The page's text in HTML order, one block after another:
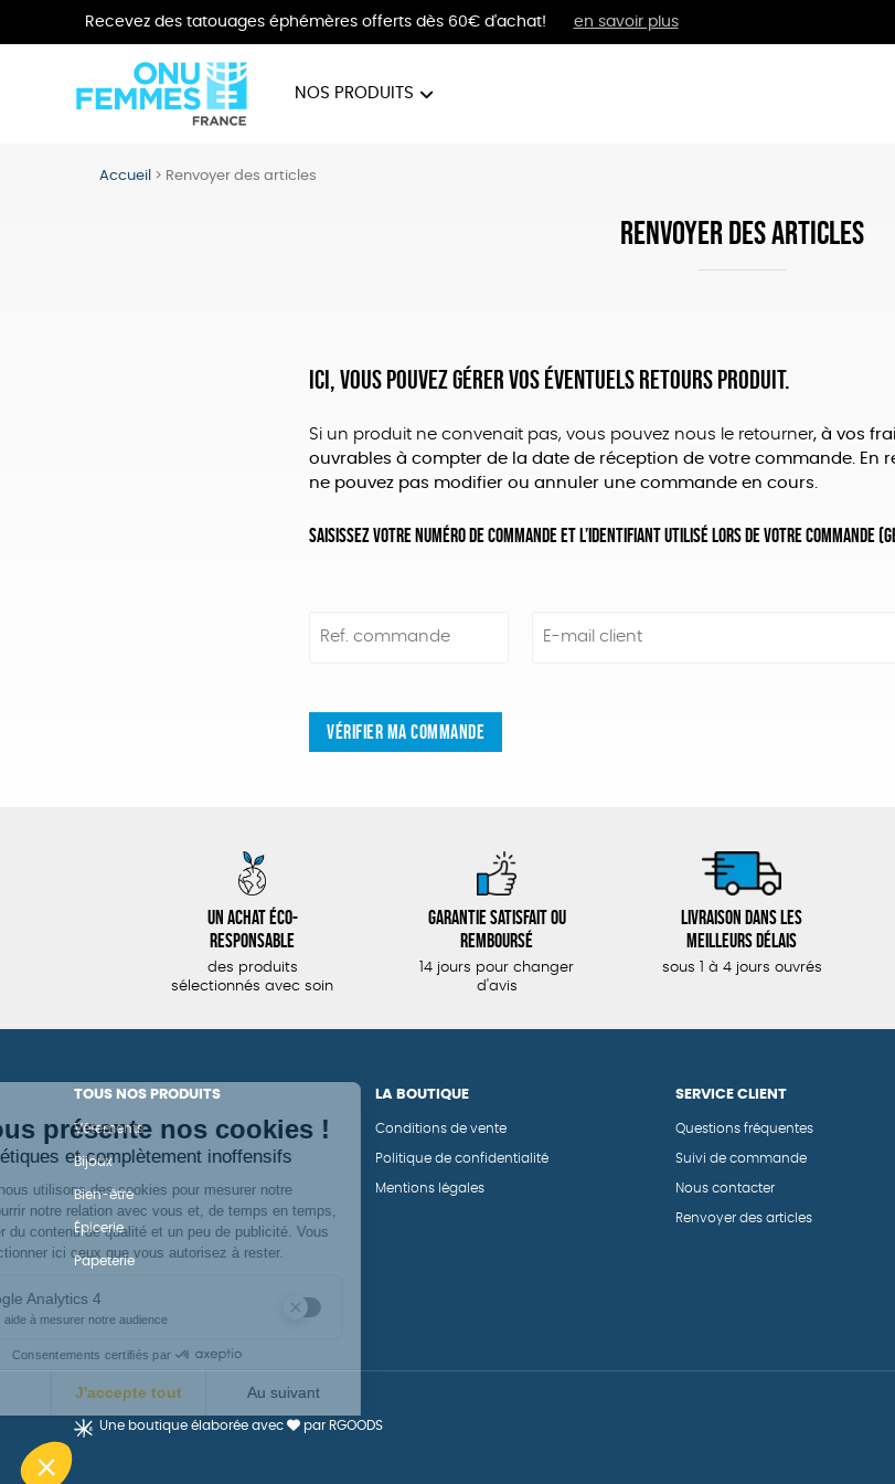
Recevez des tatouages éphémères offerts dès 60€ d'achat! en savoir plus
NOS PRODUITS
Accueil > Renvoyer des articles
RENVOYER DES ARTICLES
Ici, vous pouvez gérer vos éventuels retours produit.
Si un produit ne convenait pas, vous pouvez nous le retourner, à vos
ouvrables à compter de la date de réception de votre commande. En
ne pouvez pas modifier ou annuler une commande en cours.
Saisissez votre numéro de commande et l’identifiant utilisé lors de votre commande
Ref. commande E-mail client
VÉRIFIER MA COMMANDE
Un achat éco-
responsable
des produits
sélectionnés avec soin
Garantie satisfait ou
remboursé
14 jours pour changer
d'avis
Livraison dans les
meilleurs délais
sous 1 à 4 jours ouvrés
TOUS NOS PRODUITS
Vêtements
Bijoux
Bien-être
Épicerie
Papeterie
LA BOUTIQUE
Conditions de vente
Politique de confidentialité
Mentions légales
SERVICE CLIENT
Questions fréquentes
Suivi de commande
Nous contacter
Renvoyer des articles
Une boutique élaborée avec par RGOODS